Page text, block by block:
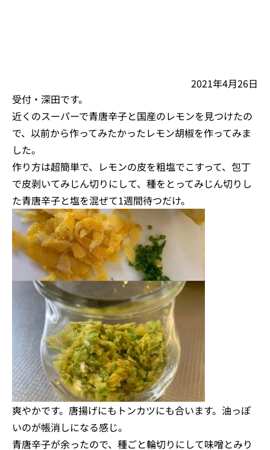
2021年4月26日
受付・深田です。
近くのスーパーで青唐辛子と国産のレモンを見つけたの
で、以前から作ってみたかったレモン胡椒を作ってみま
した。
作り方は超簡単で、レモンの皮を粗塩でこすって、包丁
で皮剥いてみじん切りにして、種をとってみじん切りし
た青唐辛子と塩を混ぜて1週間待つだけ。
爽やかです。唐揚げにもトンカツにも合います。油っぽ
いのが帳消しになる感じ。
青唐辛子が余ったので、種ごと輪切りにして味噌とみり